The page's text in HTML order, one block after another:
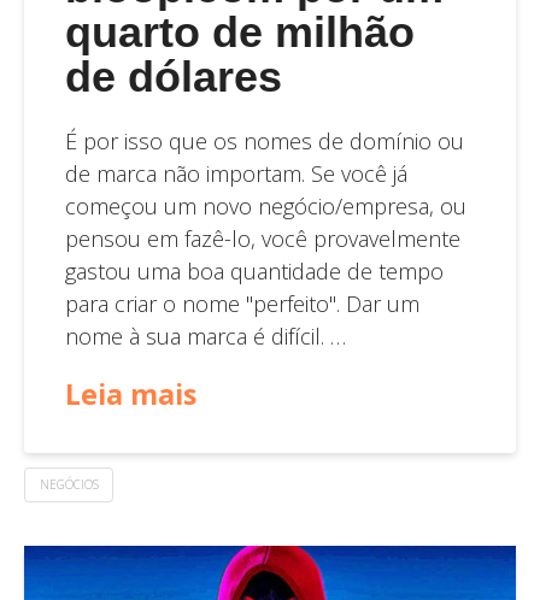
quarto de milhão
de dólares
É por isso que os nomes de domínio ou
de marca não importam. Se você já
começou um novo negócio/empresa, ou
pensou em fazê-lo, você provavelmente
gastou uma boa quantidade de tempo
para criar o nome "perfeito". Dar um
nome à sua marca é difícil. …
Leia mais
NEGÓCIOS